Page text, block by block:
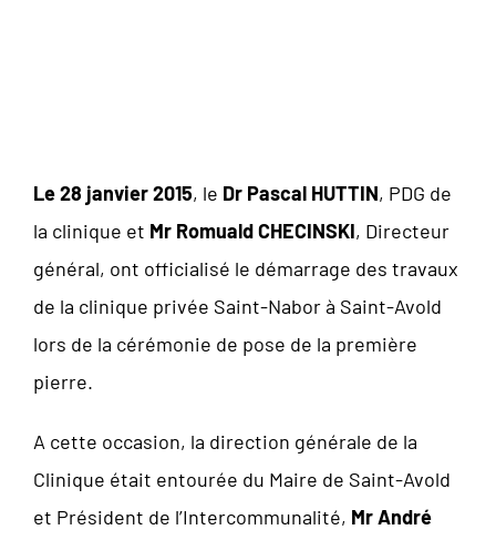
Le 28 janvier 2015, le Dr Pascal HUTTIN, PDG de
la clinique et Mr Romuald CHECINSKI, Directeur
général, ont officialisé le démarrage des travaux
de la clinique privée Saint-Nabor à Saint-Avold
lors de la cérémonie de pose de la première
pierre.
A cette occasion, la direction générale de la
Clinique était entourée du Maire de Saint-Avold
et Président de l’Intercommunalité, Mr André